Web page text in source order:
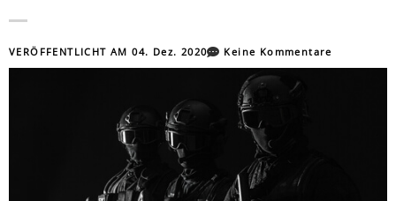
VERÖFFENTLICHT AM04. Dez. 2020 Keine Kommentare